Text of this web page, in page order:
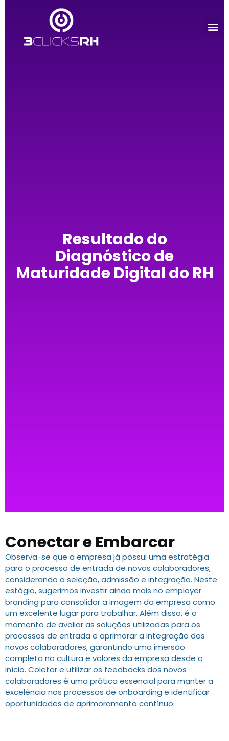
Resultado do
Diagnóstico de
Maturidade Digital do RH
Conectar e Embarcar
Observa-se que a empresa já possui uma estratégia
para o processo de entrada de novos colaboradores,
considerando a seleção, admissão e integração. Neste
estágio, sugerimos investir ainda mais no employer
branding para consolidar a imagem da empresa como
um excelente lugar para trabalhar. Além disso, é o
momento de avaliar as soluções utilizadas para os
processos de entrada e aprimorar a integração dos
novos colaboradores, garantindo uma imersão
completa na cultura e valores da empresa desde o
início. Coletar e utilizar os feedbacks dos novos
colaboradores é uma prática essencial para manter a
excelência nos processos de onboarding e identificar
oportunidades de aprimoramento contínuo.